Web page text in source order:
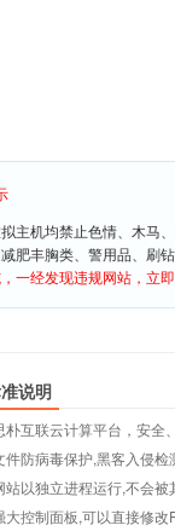
主机均禁止色情、木马
肥丰胸类、警用品、刷
一经发现违规网站，立即
说明
朴互联云计算平台，安全
件防病毒保护,黑客入侵
站以独立进程运行,不会
大控制面板,可以直接修